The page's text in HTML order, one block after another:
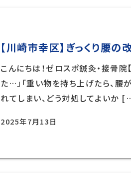
【川崎市幸区】ぎっくり腰
こんにちは！ゼロスポ鍼灸・接骨院
た…」「重い物を持ち上げたら、腰
れてしまい、どう対処してよいか
2025年7月13日